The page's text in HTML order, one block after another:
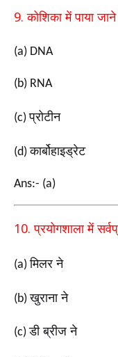
9.कोशिका में पाया
(a) DNA
(b) RNA
(c)प्रोटीन
(d)कार्बोहाइड्रेट
Ans:- (a)
10.प्रयोगशाला में
(a)मिलर ने
(b)खुराना ने
(c)डी ब्रीज ने